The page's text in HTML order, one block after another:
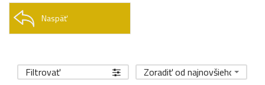
Naspäť
Filtrovať Zoradiť od najnovšieho